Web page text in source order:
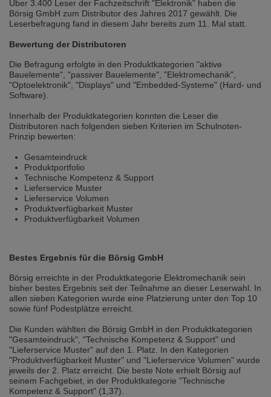
selected one. This website is also available in German. Would you like to
switch to the German version?
Wir haben erkannt, dass ihr Browser eine andere Sprache als die derzeit
angezeigte bevorzugt. Diese Webseite ist auch auf Deutsch verfügbar.
Möchten Sie zur Deutschen Version wechseln?
Zur deutschen Version wechseln
We have detected, that your browser prefers another language than the
selected one. This website is also available in Czech. Would you like to
Switch to Czech version
Zdá se, že Váš prohlížeč je v jiném jazyce, než jaký je momentálně používán.
Tato stránka je k dispozici i v češtině. Chcete přepnout na českou verzi?
Přepnout na českou verzi Zůstaňte v této verzi
stránka je také k dispozici v němčině. Přejete si přejít na německou verzi?
Přepněte na německou verzi Zůstaňte v této verzi
Wir haben erkannt, dass ihr Browser eine andere Sprache als die derzeit
Möchten Sie zur Deutschen Version wechseln?
Zur deutschen Version wechseln Auf dieser Version bleiben
Váš prohlížeč se zdá být v jiném jazyce, než je právě používaný jazyk. Tato
stránka je k dispozici také v angličtině. Přejete si přepnout na anglickou
verzi?
Über 3.400 Leser der Fachzeitschrift "Elektronik" haben die
Börsig GmbH zum Distributor des Jahres 2017 gewählt. Die
Leserbefragung fand in diesem Jahr bereits zum 11. Mal statt.
Bewertung der Distributoren
Die Befragung erfolgte in den Produktkategorien "aktive
Bauelemente", "passiver Bauelemente", "Elektromechanik",
"Optoelektronik", "Displays" und "Embedded-Systeme" (Hard- und
Software).
Innerhalb der Produktkategorien konnten die Leser die
Distributoren nach folgenden sieben Kriterien im Schulnoten-
Prinzip bewerten:
Gesamteindruck
Produktportfolio
Technische Kompetenz & Support
Lieferservice Muster
Lieferservice Volumen
Produktverfügbarkeit Muster
Produktverfügbarkeit Volumen
Bestes Ergebnis für die Börsig GmbH
Börsig erreichte in der Produktkategorie Elektromechanik sein
bisher bestes Ergebnis seit der Teilnahme an dieser Leserwahl. In
allen sieben Kategorien wurde eine Platzierung unter den Top 10
sowie fünf Podestplätze erreicht.
Die Kunden wählten die Börsig GmbH in den Produktkategorien
"Gesamteindruck", "Technische Kompetenz & Support" und
"Lieferservice Muster" auf den 1. Platz. In den Kategorien
"Produktverfügbarkeit Muster" und "Lieferservice Volumen" wurde
jeweils der 2. Platz erreicht. Die beste Note erhielt Börsig auf
seinem Fachgebiet, in der Produktkategorie "Technische
Kompetenz & Support" (1,37).